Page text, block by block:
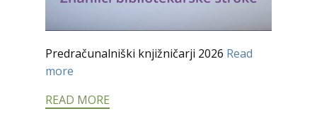
Predračunalniški knjižničarji 2026 Read
more
READ MORE